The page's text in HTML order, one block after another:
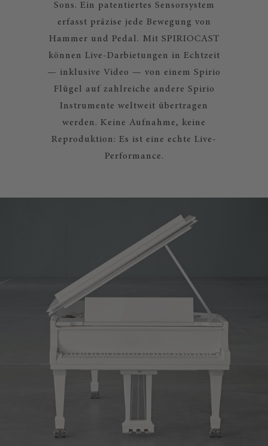
Sons. Ein patentiertes Sensorsystem
erfasst präzise jede Bewegung von
Hammer und Pedal. Mit SPIRIOCAST
können Live-Darbietungen in Echtzeit
— inklusive Video — von einem Spirio
Flügel auf zahlreiche andere Spirio
Instrumente weltweit übertragen
werden. Keine Aufnahme, keine
Reproduktion: Es ist eine echte Live-
Performance.